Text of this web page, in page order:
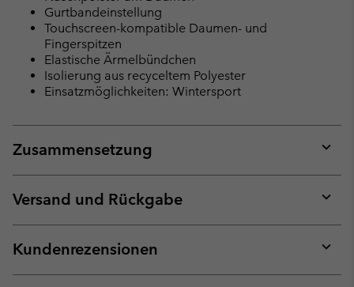
Gurtbandeinstellung
Touchscreen-kompatible Daumen- und
Fingerspitzen
Elastische Ärmelbündchen
Isolierung aus recyceltem Polyester
Einsatzmöglichkeiten: Wintersport
Zusammensetzung
or
Versand und Rückgabe
or
Kundenrezensionen
or